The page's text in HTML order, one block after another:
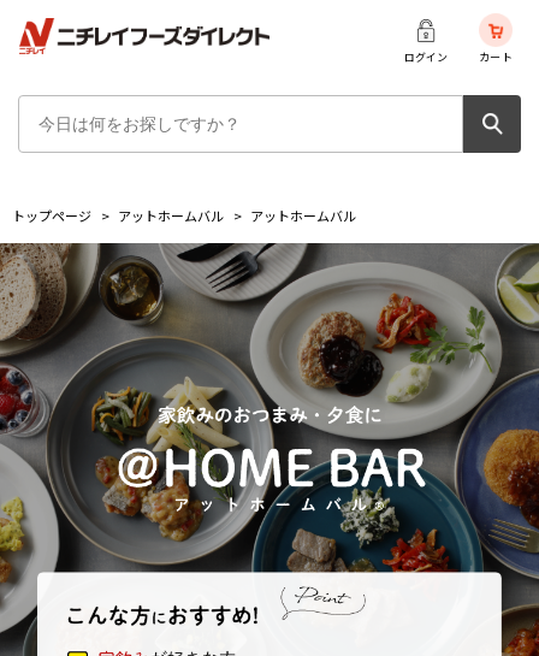
ログイン カート
トップページ > アットホームバル > アットホームバル